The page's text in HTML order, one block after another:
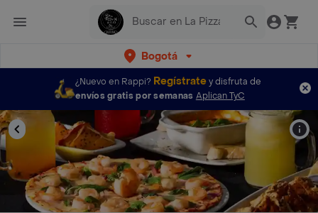
Bogotá
¿Nuevo en Rappi? Regístratey disfruta de
envíos gratis por semanas Aplican TyC